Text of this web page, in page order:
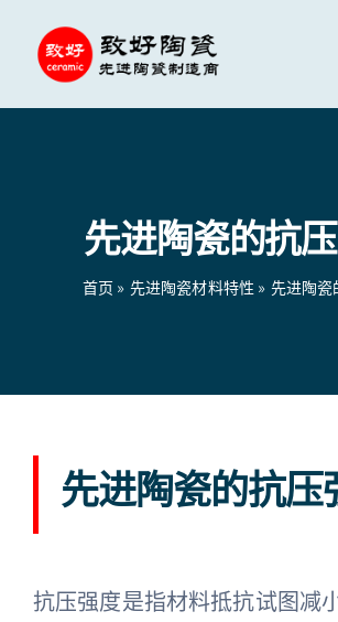
陶瓷零件
陶瓷应用
陶瓷公司
先进陶瓷的抗
首页 » 先进陶瓷材料特性 » 先进陶瓷
先进陶瓷的抗压
抗压强度是指材料抵抗试图减